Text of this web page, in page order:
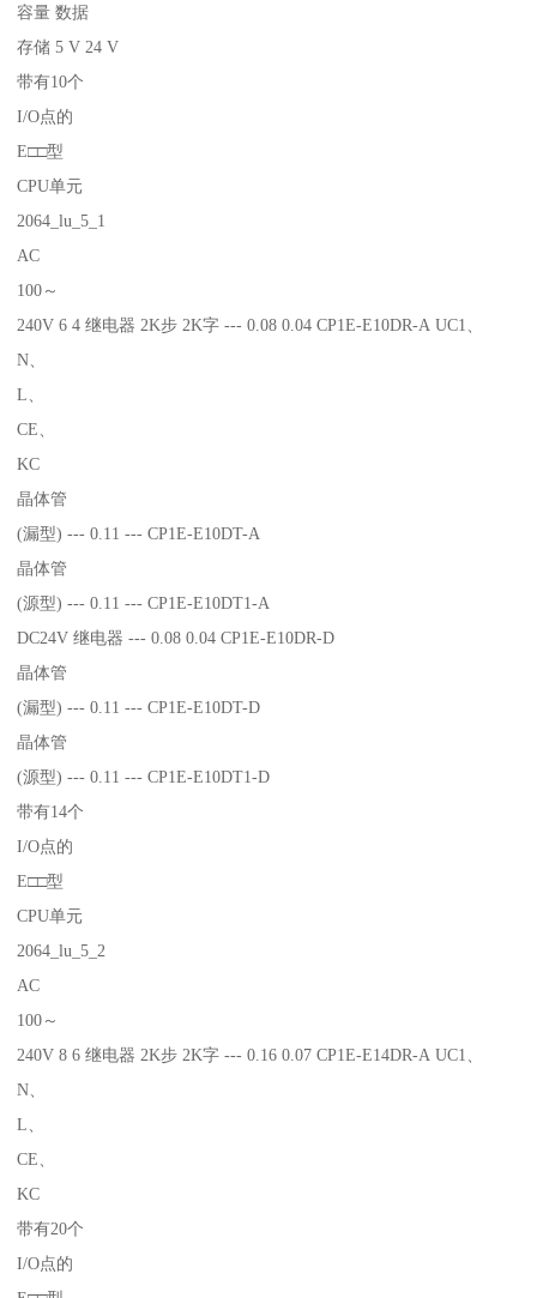
容量 数据
存储 5 V 24 V
带有10个
I/O点的
E□□型
CPU单元
2064_lu_5_1
AC
100～
240V 6 4 继电器 2K步 2K字 --- 0.08 0.04 CP1E-E10DR-A UC1、
N、
L、
CE、
KC
晶体管
(漏型) --- 0.11 --- CP1E-E10DT-A
晶体管
(源型) --- 0.11 --- CP1E-E10DT1-A
DC24V 继电器 --- 0.08 0.04 CP1E-E10DR-D
晶体管
(漏型) --- 0.11 --- CP1E-E10DT-D
晶体管
(源型) --- 0.11 --- CP1E-E10DT1-D
带有14个
I/O点的
E□□型
CPU单元
2064_lu_5_2
AC
100～
240V 8 6 继电器 2K步 2K字 --- 0.16 0.07 CP1E-E14DR-A UC1、
N、
L、
CE、
KC
带有20个
I/O点的